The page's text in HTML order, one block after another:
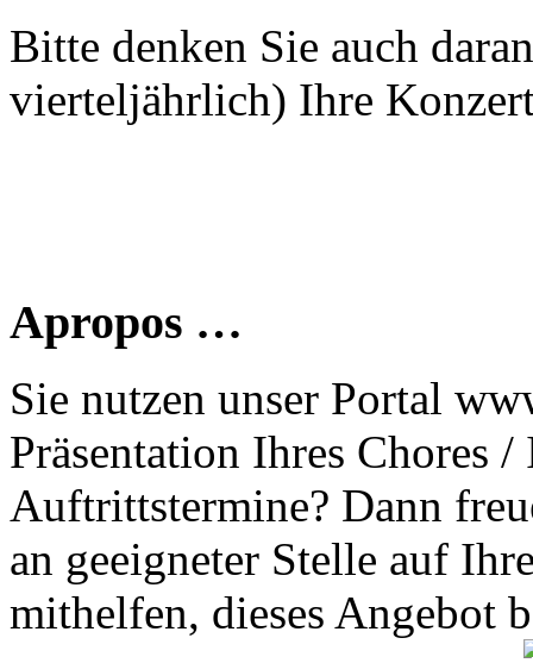
Bitte denken Sie auch
vierteljährlich) Ihre
Apropos …
Sie nutzen unser Portal
Präsentation Ihres Chores
Auftrittstermine? Dann
an geeigneter Stelle auf
mithelfen, dieses Angebot